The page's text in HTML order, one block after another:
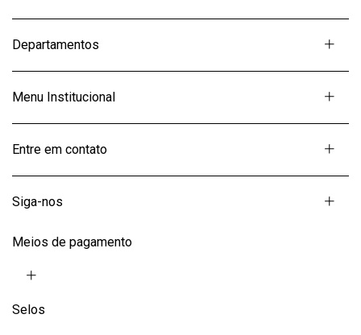
Departamentos
Menu Institucional
Entre em contato
Siga-nos
Meios de pagamento
Selos